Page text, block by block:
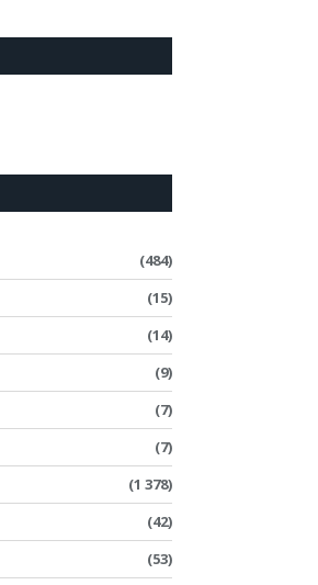
(484)
(15)
(14)
(9)
(7)
(7)
(1 378)
(42)
(53)